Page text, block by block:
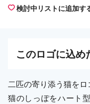
検討中リストに追加す
このロゴに込め
二匹の寄り添う猫をロ
猫のしっぽをハート